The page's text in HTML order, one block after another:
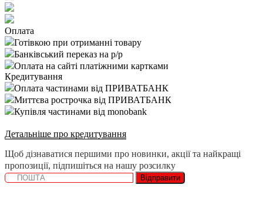
Оплата
Готівкою при отриманні товару
Банківський переказ на р/р
Оплата на сайті платіжними картками
Кредитування
Оплата частинами від ПРИВАТБАНК
Миттєва рострочка від ПРИВАТБАНК
Купівля частинами від monobank
Детальніше про кредитування
Щоб дізнаватися першими про новинки, акції та найкращі
пропозиції, підпишіться на нашу розсилку
Відправити